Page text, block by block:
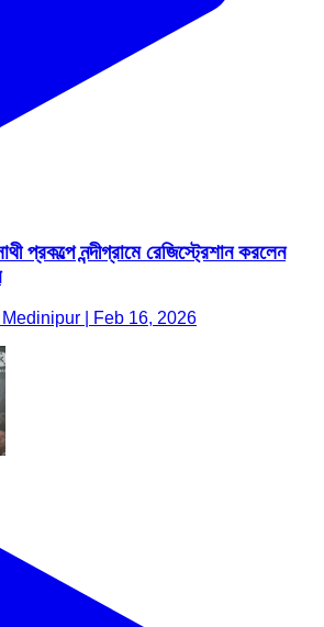
প্রকল্পে নন্দীগ্রামে রেজিস্ট্রেশান করলেন
| Feb 16, 2026